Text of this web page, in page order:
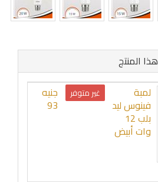
المنتج
لمبة
فينوس ليد
بلب 12
وات أبيض
غير متوفر جنيه
93